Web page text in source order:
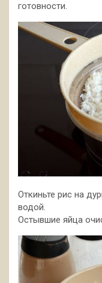
готовности.
Откиньте рис на
водой.
Остывшие яйца